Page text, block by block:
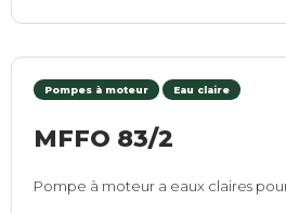
Pompes à moteur Eau claire
MFFO 83/2
Pompe à moteur a eaux claires